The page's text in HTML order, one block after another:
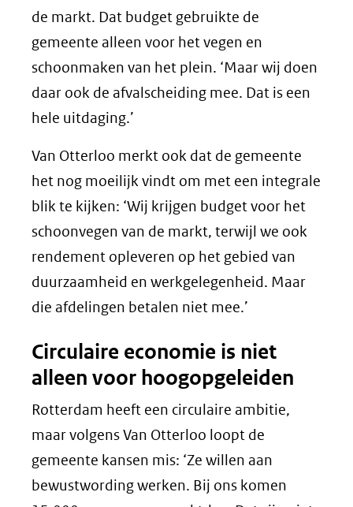
de markt. Dat budget gebruikte de
gemeente alleen voor het vegen en
schoonmaken van het plein. ‘Maar wij doen
daar ook de afvalscheiding mee. Dat is een
hele uitdaging.’
Van Otterloo merkt ook dat de gemeente
het nog moeilijk vindt om met een integrale
blik te kijken: ‘Wij krijgen budget voor het
schoonvegen van de markt, terwijl we ook
rendement opleveren op het gebied van
duurzaamheid en werkgelegenheid. Maar
die afdelingen betalen niet mee.’
Circulaire economie is niet
alleen voor hoogopgeleiden
Rotterdam heeft een circulaire ambitie,
maar volgens Van Otterloo loopt de
gemeente kansen mis: ‘Ze willen aan
bewustwording werken. Bij ons komen